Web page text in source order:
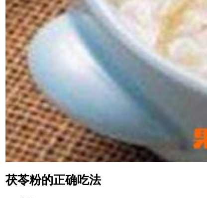
茯苓粉的正确吃法